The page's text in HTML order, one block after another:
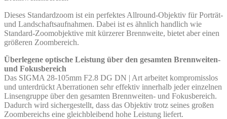
Dieses Standardzoom ist ein perfektes Allround-Objektiv für Porträt-
und Landschaftsaufnahmen. Dabei ist es ähnlich handlich wie
Standard-Zoomobjektive mit kürzerer Brennweite, bietet aber einen
größeren Zoombereich.
Überlegene optische Leistung über den gesamten Brennweiten-
und Fokusbereich
Das SIGMA 28-105mm F2.8 DG DN | Art arbeitet kompromisslos
und unterdrückt Aberrationen sehr effektiv innerhalb jeder einzelnen
Linsengruppe über den gesamten Brennweiten- und Fokusbereich.
Dadurch wird sichergestellt, dass das Objektiv trotz seines großen
Zoombereichs eine gleichbleibend hohe Leistung liefert.